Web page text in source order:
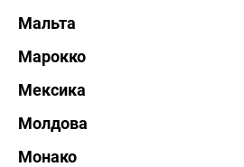
Мальта
Марокко
Мексика
Молдова
Монако